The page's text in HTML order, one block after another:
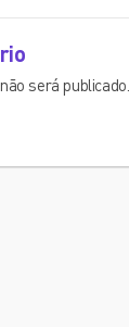
será publicado.